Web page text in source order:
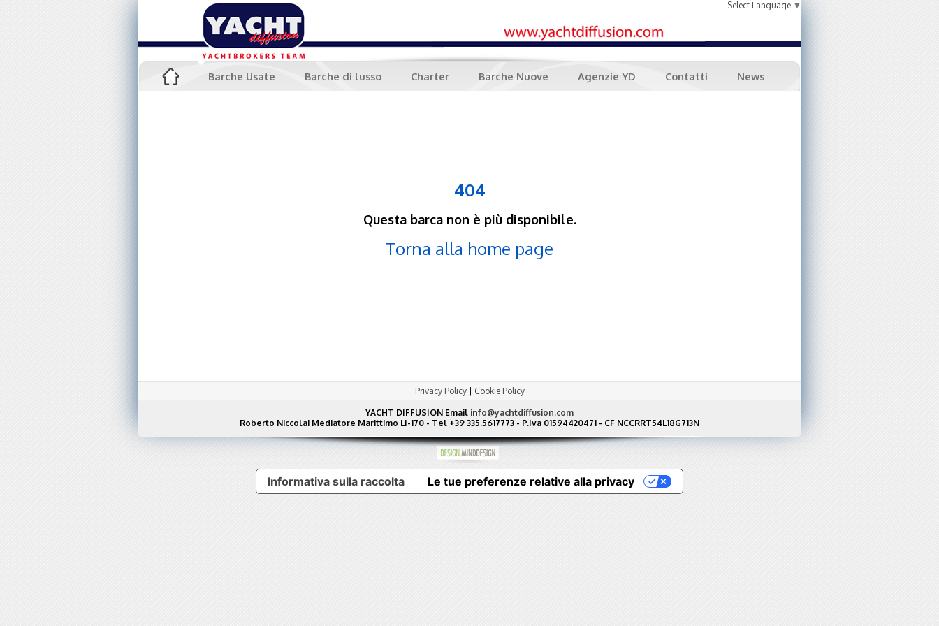
Select Language ▼
Barche Usate Barche di lusso Charter Barche Nuove Agenzie YD Contatti News
404
Questa barca non è più disponibile.
Torna alla home page
Privacy Policy| Cookie Policy
YACHT DIFFUSION Email info@yachtdiffusion.com
Roberto Niccolai Mediatore Marittimo LI-170 - Tel +39 335.5617773 - P.Iva 01594420471 - CF NCCRRT54L18G713N
Informativa sulla raccolta Le tue preferenze relative alla privacy